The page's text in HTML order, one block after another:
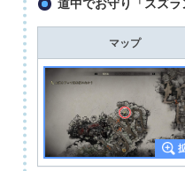
道中でお守り「スズラ
マップ